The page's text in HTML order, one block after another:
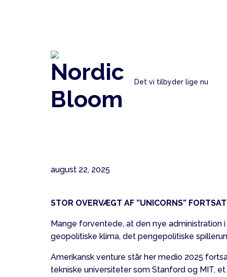
Nordic
Bloom
Det vi tilbyder lige nu
Gå tilbage
august 22, 2025
STOR OVERVÆGT AF ”UNICORNS”
Mange forventede, at den nye administration
geopolitiske klima, det pengepolitiske
Amerikansk venture står her medio 2025
tekniske universiteter som Stanford og MIT,